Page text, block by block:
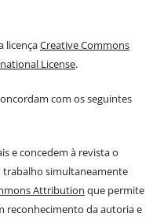
licençaCreative Commons
License.
com os seguintes
e concedem à revista o
trabalho simultaneamente
Attribution que permite
reconhecimento da autoria e